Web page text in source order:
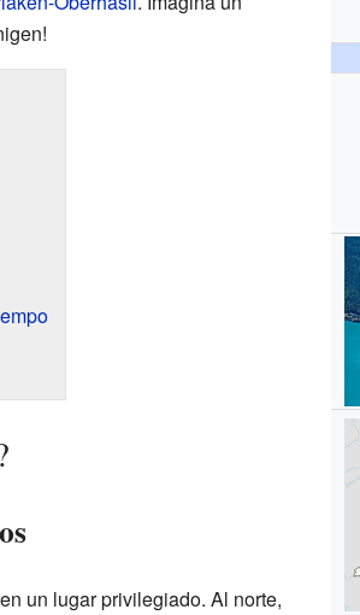
un lugar privilegiado. Al norte,